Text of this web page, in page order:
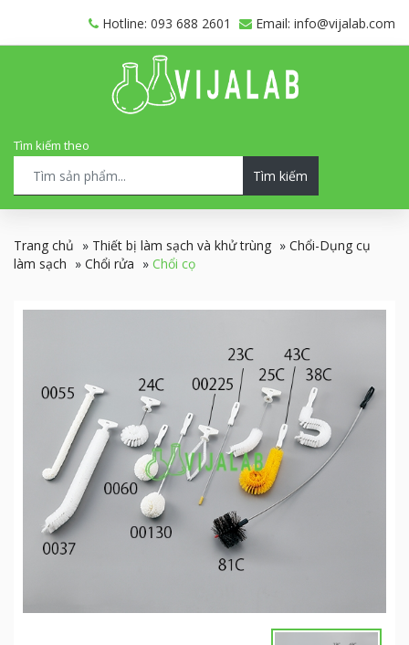
Hotline: 093 688 2601 Email: info@vijalab.com
Tìm kiếm theo
Tìm kiếm
Trang chủ » Thiết bị làm sạch và khử trùng » Chổi-Dụng cụ
làm sạch » Chổi rửa » Chổi cọ